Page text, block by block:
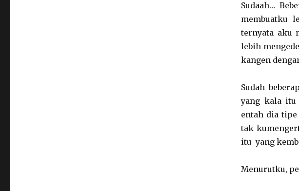
Sudaah…
membuatku
ternyata aku
lebih
kangen
Sudah
yang kala itu
entah dia tipe
tak
itu yang
Menurutku,